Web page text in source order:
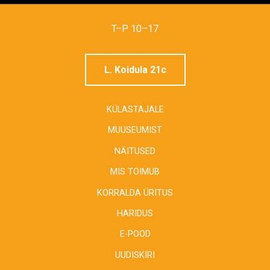
T–P 10–17
L. Koidula 21c
KÜLASTAJALE
MUUSEUMIST
NÄITUSED
MIS TOIMUB
KORRALDA ÜRITUS
HARIDUS
E-POOD
UUDISKIRI